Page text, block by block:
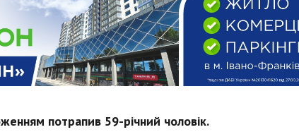
потрапив 59-річний чоловік.